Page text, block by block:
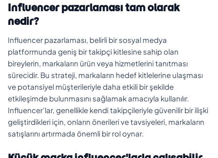
Influencer pazarlaması tam olarak
nedir?
Influencer pazarlaması, belirli bir sosyal medya
platformunda geniş bir takipçi kitlesine sahip olan
bireylerin, markaların ürün veya hizmetlerini tanıtması
sürecidir. Bu strateji, markaların hedef kitlelerine ulaşması
ve potansiyel müşterileriyle daha etkili bir şekilde
etkileşimde bulunmasını sağlamak amacıyla kullanılır.
Influencer'lar, genellikle kendi takipçileriyle güvenilir bir ilişki
geliştirdikleri için, onların önerileri ve tavsiyeleri, markaların
satışlarını artırmada önemli bir rol oynar.